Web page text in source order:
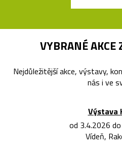
VYBRANÉ AKCE
Nejdůležitější akce, výstavy,
nás i ve
Výstava
od 3.4.2026
Vídeň,